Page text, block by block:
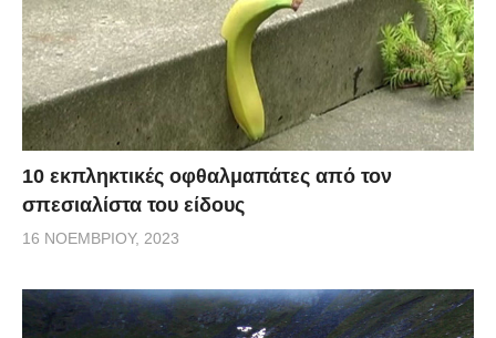
10 εκπληκτικές οφθαλμαπάτες από τον
σπεσιαλίστα του είδους
16 ΝΟΕΜΒΡΊΟΥ, 2023